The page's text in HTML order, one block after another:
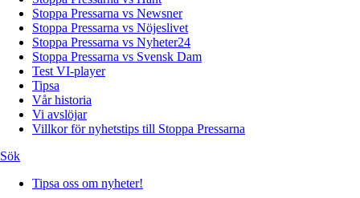
Stoppa Pressarna vs Newsner
Stoppa Pressarna vs Nöjeslivet
Stoppa Pressarna vs Nyheter24
Stoppa Pressarna vs Svensk Dam
Test VI-player
Tipsa
Vår historia
Vi avslöjar
Villkor för nyhetstips till Stoppa Pressarna
Sök
Tipsa oss om nyheter!